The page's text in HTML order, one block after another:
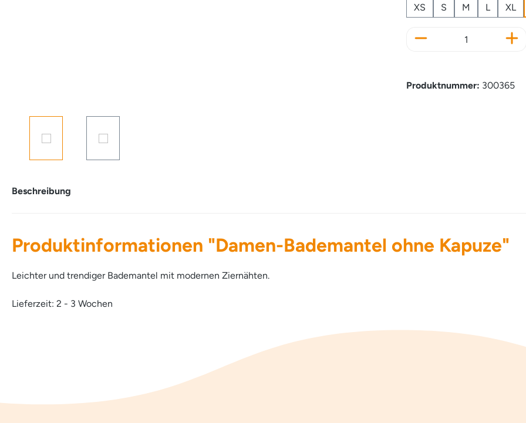
XS
S M L XL
Produkt Anzahl:
Produktnummer: 300365
Beschreibung
Produktinformationen "Damen-Bademantel ohne Kapuze"
Leichter und trendiger Bademantel mit modernen Ziernähten.
Lieferzeit: 2 - 3 Wochen